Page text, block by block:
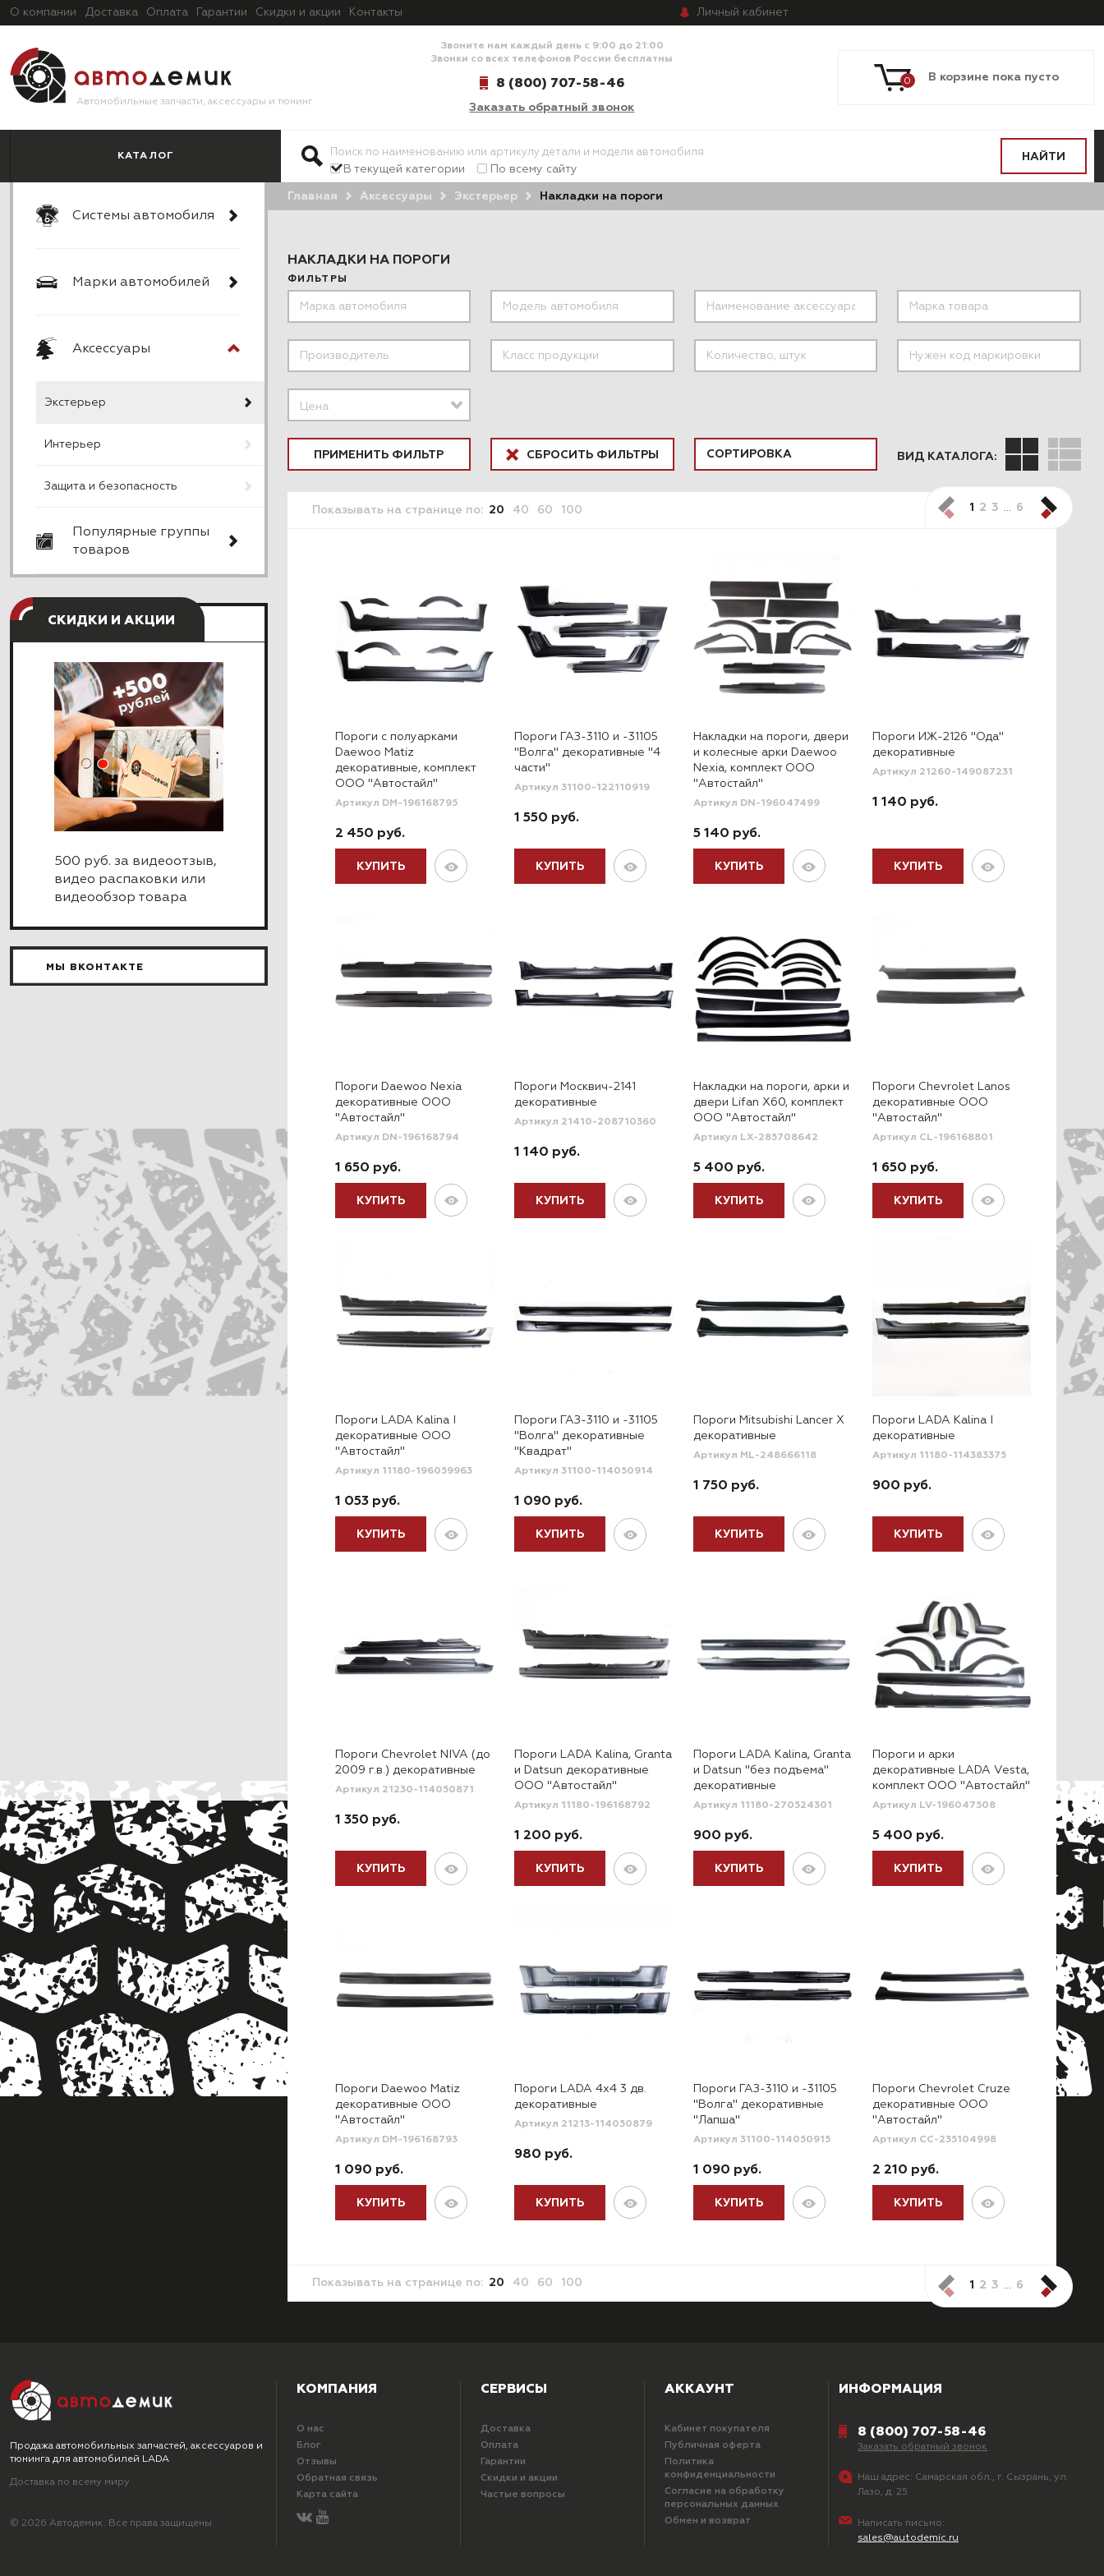
О компании Доставка Оплата Гарантии Скидки и акции Контакты Личный кабинет
Автомобильные запчасти, аксессуары и тюнинг
Звоните нам каждый день с 9:00 до 21:00
Звонки со всех телефонов России бесплатны
8 (800) 707-58-46
Заказать обратный звонок
0 В корзине пока пусто
КАТАЛОГ
НАЙТИ
В текущей категории
По всему сайту
ПО МОДЕЛИ
ПО СИСТЕМАМ
Системы автомобиля
Марки автомобилей
Аксессуары
Экстерьер
Интерьер
Защита и безопасность
Популярные группы
товаров
СКИДКИ И АКЦИИ
500 руб. за видеоотзыв,
видео распаковки или
видеообзор товара
МЫ ВКОНТАКТЕ
Главная Аксессуары Экстерьер Накладки на пороги
НАКЛАДКИ НА ПОРОГИ
ФИЛЬТРЫ
Цена
ПРИМЕНИТЬ ФИЛЬТР СБРОСИТЬ ФИЛЬТРЫ ВИД КАТАЛОГА:
Показывать на странице по: 20 40 60 100 1 2 3 6
Пороги с полуарками
Daewoo Matiz
декоративные, комплект
ООО "Автостайл"
Артикул DM-196168795
2 450 руб.
КУПИТЬ
Пороги ГАЗ-3110 и -31105
"Волга" декоративные "4
части"
Артикул 31100-122110919
1 550 руб.
КУПИТЬ
Накладки на пороги, двери
и колесные арки Daewoo
Nexia, комплект ООО
"Автостайл"
Артикул DN-196047499
5 140 руб.
КУПИТЬ
Пороги ИЖ-2126 "Ода"
декоративные
Артикул 21260-149087231
1 140 руб.
КУПИТЬ
Пороги Daewoo Nexia
декоративные ООО
"Автостайл"
Артикул DN-196168794
1 650 руб.
КУПИТЬ
Пороги Москвич-2141
декоративные
Артикул 21410-208710360
1 140 руб.
КУПИТЬ
Накладки на пороги, арки и
двери Lifan X60, комплект
ООО "Автостайл"
Артикул LX-285708642
5 400 руб.
КУПИТЬ
Пороги Chevrolet Lanos
декоративные ООО
"Автостайл"
Артикул CL-196168801
1 650 руб.
КУПИТЬ
Пороги LADA Kalina I
декоративные ООО
"Автостайл"
Артикул 11180-196059963
1 053 руб.
КУПИТЬ
Пороги ГАЗ-3110 и -31105
"Волга" декоративные
"Квадрат"
Артикул 31100-114050914
1 090 руб.
КУПИТЬ
Пороги Mitsubishi Lancer X
декоративные
Артикул ML-248666118
1 750 руб.
КУПИТЬ
Пороги LADA Kalina I
декоративные
Артикул 11180-114383375
900 руб.
КУПИТЬ
Пороги Chevrolet NIVA (до
2009 г.в.) декоративные
Артикул 21230-114050871
1 350 руб.
КУПИТЬ
Пороги LADA Kalina, Granta
и Datsun декоративные
ООО "Автостайл"
Артикул 11180-196168792
1 200 руб.
КУПИТЬ
Пороги LADA Kalina, Granta
и Datsun "без подъема"
декоративные
Артикул 11180-270524301
900 руб.
КУПИТЬ
Пороги и арки
декоративные LADA Vesta,
комплект ООО "Автостайл"
Артикул LV-196047508
5 400 руб.
КУПИТЬ
Пороги Daewoo Matiz
декоративные ООО
"Автостайл"
Артикул DM-196168793
1 090 руб.
КУПИТЬ
Пороги LADA 4x4 3 дв.
декоративные
Артикул 21213-114050879
980 руб.
КУПИТЬ
Пороги ГАЗ-3110 и -31105
"Волга" декоративные
"Лапша"
Артикул 31100-114050915
1 090 руб.
КУПИТЬ
Пороги Chevrolet Cruze
декоративные ООО
"Автостайл"
Артикул CC-235104998
2 210 руб.
КУПИТЬ
Показывать на странице по: 20 40 60 100 1 2 3 … 6
Продажа автомобильных запчастей, аксессуаров и
тюнинга для автомобилей LADA
Доставка по всему миру
© 2026 Автодемик. Все права защищены
КОМПАНИЯ
О нас
Блог
Отзывы
Обратная связь
Карта сайта
СЕРВИСЫ
Доставка
Оплата
Гарантии
Скидки и акции
Частые вопросы
АККАУНТ
Кабинет покупателя
Публичная оферта
Политика
конфиденциальности
Согласие на обработку
персональных данных
Обмен и возврат
ИНФОРМАЦИЯ
8 (800) 707-58-46
Заказать обратный звонок
Наш адрес: Самарская обл., г. Сызрань, ул.
Лазо, д. 25
Написать письмо:
sales@autodemic.ru